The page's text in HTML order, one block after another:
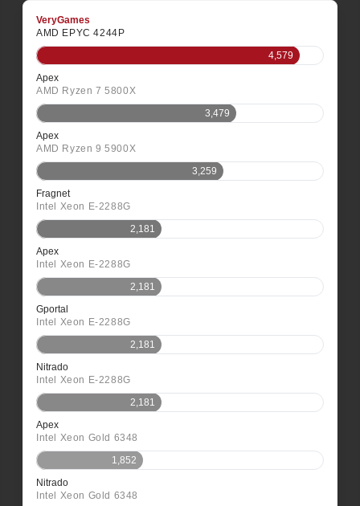
VeryGames
AMD EPYC 4244P
4,579
Apex
AMD Ryzen 7 5800X
3,479
Apex
AMD Ryzen 9 5900X
3,259
Fragnet
Intel Xeon E-2288G
2,181
Apex
Intel Xeon E-2288G
2,181
Gportal
Intel Xeon E-2288G
2,181
Nitrado
Intel Xeon E-2288G
2,181
Apex
Intel Xeon Gold 6348
1,852
Nitrado
Intel Xeon Gold 6348